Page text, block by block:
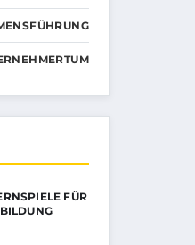
FÜR